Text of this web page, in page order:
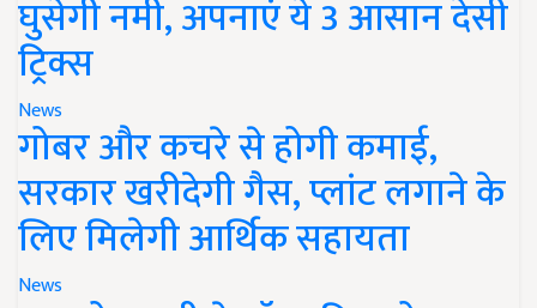
घुसेगी नमी, अपनाएं ये 3 आसान देसी
ट्रिक्स
News
गोबर और कचरे से होगी कमाई,
सरकार खरीदेगी गैस, प्लांट लगाने के
लिए मिलेगी आर्थिक सहायता
News